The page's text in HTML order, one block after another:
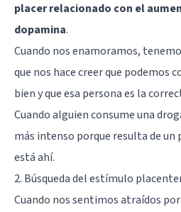
placer relacionado con el
dopamina.
Cuando nos enamoramos,
que nos hace creer que podemos
bien y que esa persona es la
Cuando alguien consume una
más intenso porque resulta de
está ahí.
2. Búsqueda del estímulo
Cuando nos sentimos atraídos